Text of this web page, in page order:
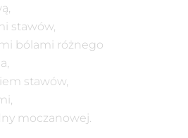
stawów,
bólami różnego
stawów,
moczanowej.